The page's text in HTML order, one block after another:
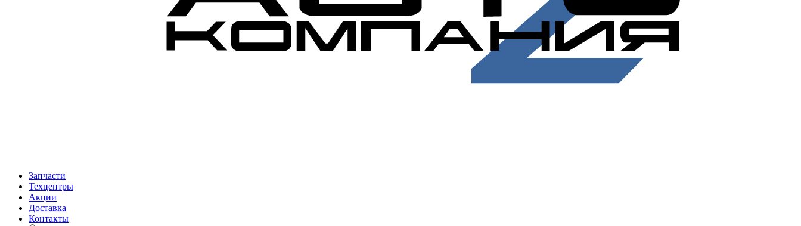
Запчасти
Техцентры
Акции
Доставка
Контакты